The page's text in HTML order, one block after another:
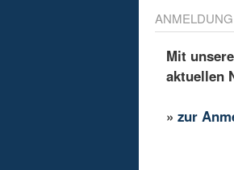
Mit
aktuellen
»zur